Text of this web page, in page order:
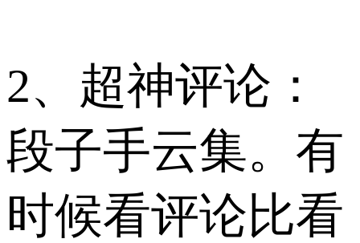
2、超神评论：
段子手云集。有
时候看评论比看